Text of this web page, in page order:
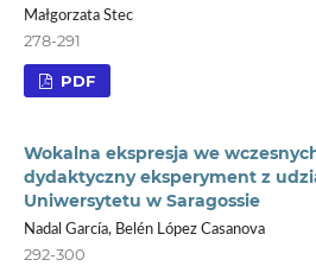
Małgorzata Stec
278-291
PDF
Wokalna ekspresja we
dydaktyczny eksperyment z
Uniwersytetu w Saragossie
Nadal García, Belén López Casanova
292-300